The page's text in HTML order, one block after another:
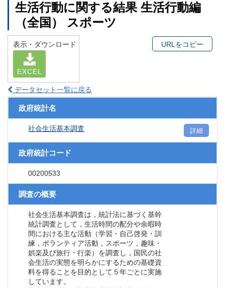
生活行動に関する結果 生活行動編
（全国） スポーツ
表示・ダウンロード
EXCEL
URLをコピー
データセット一覧に戻る
政府統計名
社会生活基本調査 詳細
政府統計コード
00200533
調査の概要
社会生活基本調査は，統計法に基づく基幹
統計調査として，生活時間の配分や余暇時
間における主な活動（学習・自己啓発・訓
練，ボランティア活動，スポーツ，趣味・
娯楽及び旅行・行楽）を調査し，国民の社
会生活の実態を明らかにするための基礎資
料を得ることを目的として５年ごとに実施
しています。